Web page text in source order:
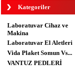
Kategoriler
Laboratuvar Cihaz ve
Makina
Laboratuvar El Aletleri
Vida Plaket Somun Vs...
VANTUZ PEDLERİ